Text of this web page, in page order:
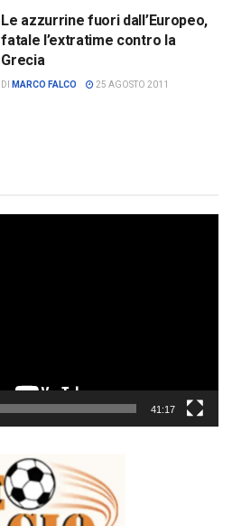
Le azzurrine fuori dall’Europeo,
fatale l’extratime contro la
Grecia
DI MARCO FALCO 25 AGOSTO 2011
41:17